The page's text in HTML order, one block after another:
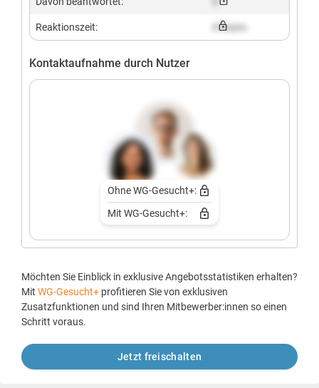
Reaktionszeit: X hours
Kontaktaufnahme durch Nutzer
Ohne WG-Gesucht+:
Mit WG-Gesucht+:
Möchten Sie Einblick in exklusive Angebotsstatistiken erhalten?
Mit WG-Gesucht+ profitieren Sie von exklusiven
Zusatzfunktionen und sind Ihren Mitbewerber:innen so einen
Schritt voraus.
Jetzt freischalten